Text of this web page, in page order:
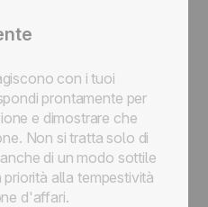
con i tuoi
prontamente per
e dimostrare che
Non si tratta solo di
di un modo sottile
alla tempestività
d'affari.